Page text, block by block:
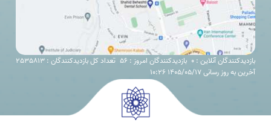
بازدیدکنندگان آنلاین : 0 بازدیدکنندگان امروز : 56
تعداد کل بازدیدکنندگان : 2535813
آخرین به روز رسانی 1405/05/17 10:26